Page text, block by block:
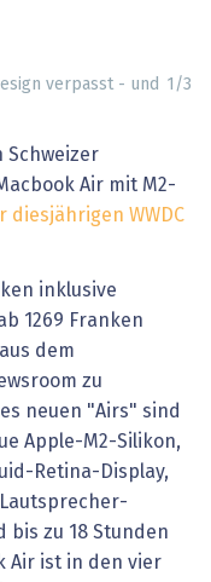
1 /3
verpasst - und
Schweizer
Air mit M2-
diesjährigen WWDC
inklusive
1269 Franken
dem
zu
neuen "Airs" sind
Apple-M2-Silikon,
Retina-Display,
bis zu 18 Stunden
Air ist in den vier